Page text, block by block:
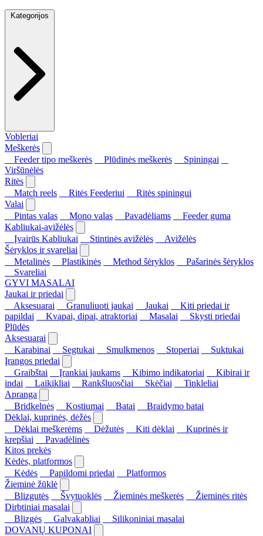
Kategorijos
Vobleriai
Meškerės
Feeder tipo meškerės
Plūdinės meškerės
Spiningai
Viršūnėlės
Ritės
Match reels
Ritės Feederiui
Ritės spiningui
Valai
Pintas valas
Mono valas Pavadėliams
Feeder guma
Kabliukai-avižėlės
Įvairūs Kabliukai
Stintinės avižėlės
Avižėlės
Šėryklos ir svareliai
Metalinės
Plastikinės Method šėryklos
Pašarinės šėryklos
Svareliai
GYVI MASALAI
Jaukai ir priedai
Aksesuarai
Granuliuoti jaukai Jaukai
Kiti priedai ir
papildai
Kvapai, dipai, atraktoriai Masalai
Skysti priedai
Plūdės
Aksesuarai
Karabinai
Segtukai Smulkmenos Stoperiai
Suktukai
Įrangos priedai
Graibštai
Įrankiai jaukams Kibimo indikatoriai
Kibirai ir
indai
Laikikliai Rankšluosčiai Skėčiai
Tinkleliai
Apranga
Bridkelnės
Kostiumai Batai
Braidymo batai
Dėklai, kuprinės, dėžės
Dėklai meškerėms
Dėžutės Kiti dėklai
Kuprinės ir
krepšiai
Pavadėlinės
Kitos prekės
Kėdės, platformos
Kėdės
Papildomi priedai
Platformos
Žieminė žūklė
Blizgutės
Švytuoklės Žieminės meškerės
Žieminės ritės
Dirbtiniai masalai
Blizgės
Galvakabliai
Silikoniniai masalai
DOVANŲ KUPONAI